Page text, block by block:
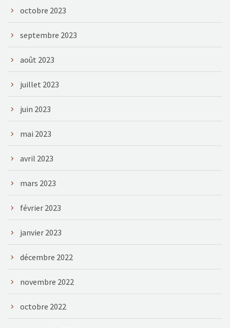
octobre 2023
septembre 2023
août 2023
juillet 2023
juin 2023
mai 2023
avril 2023
mars 2023
février 2023
janvier 2023
décembre 2022
novembre 2022
octobre 2022